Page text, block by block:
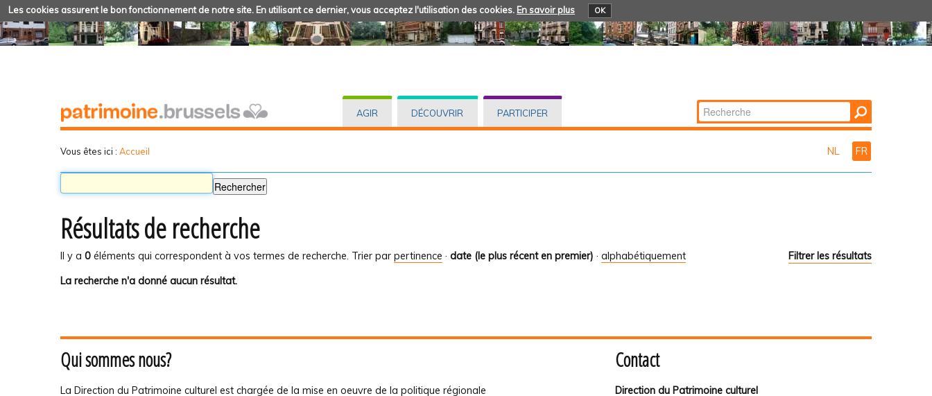
Les cookies assurent le bon fonctionnement de notre site. En utilisant ce dernier, vous acceptez l'utilisation des cookies. En savoir plus OK
AGIR DÉCOUVRIR PARTICIPER Chercher par
Recherche
Vous êtes ici : Accueil NL FR
Résultats de recherche
Il y a 0 éléments qui correspondent à vos termes de recherche. Filtrer les résultats
Trier par pertinence · date (le plus récent en premier) · alphabétiquement
La recherche n'a donné aucun résultat.
Qui sommes nous?
La Direction du Patrimoine culturel est chargée de la mise en oeuvre de la politique régionale
Contact
Direction du Patrimoine culturel